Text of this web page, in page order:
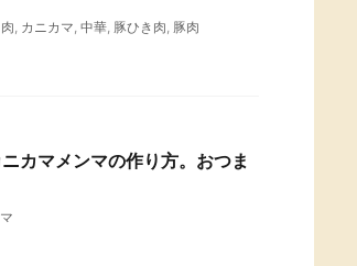
カニカマ 中華 豚ひき肉 豚肉
カマメンマの作り方。おつま